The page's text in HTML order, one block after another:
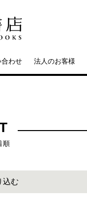
合わせ 法人のお客様
順
込む